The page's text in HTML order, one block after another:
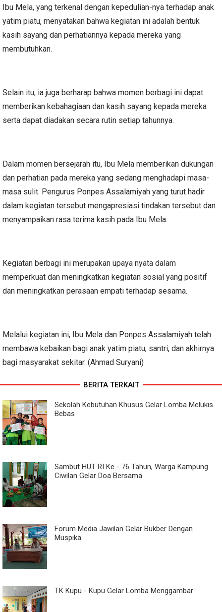
Ibu Mela, yang terkenal dengan kepedulian-nya terhadap anak
yatim piatu, menyatakan bahwa kegiatan ini adalah bentuk
kasih sayang dan perhatiannya kepada mereka yang
membutuhkan.
Selain itu, ia juga berharap bahwa momen berbagi ini dapat
memberikan kebahagiaan dan kasih sayang kepada mereka
serta dapat diadakan secara rutin setiap tahunnya.
Dalam momen bersejarah itu, Ibu Mela memberikan dukungan
dan perhatian pada mereka yang sedang menghadapi masa-
masa sulit. Pengurus Ponpes Assalamiyah yang turut hadir
dalam kegiatan tersebut mengapresiasi tindakan tersebut dan
menyampaikan rasa terima kasih pada Ibu Mela.
Kegiatan berbagi ini merupakan upaya nyata dalam
memperkuat dan meningkatkan kegiatan sosial yang positif
dan meningkatkan perasaan empati terhadap sesama.
Melalui kegiatan ini, Ibu Mela dan Ponpes Assalamiyah telah
membawa kebaikan bagi anak yatim piatu, santri, dan akhirnya
bagi masyarakat sekitar. (Ahmad Suryani)
BERITA TERKAIT
Sekolah Kebutuhan Khusus Gelar Lomba Melukis
Bebas
Sambut HUT RI Ke - 76 Tahun, Warga Kampung
Ciwilan Gelar Doa Bersama
Forum Media Jawilan Gelar Bukber Dengan
Muspika
TK Kupu - Kupu Gelar Lomba Menggambar